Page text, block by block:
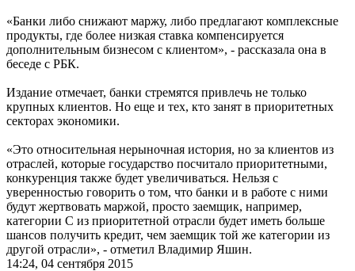
«Банки либо снижают маржу, либо предлагают комплексные
продукты, где более низкая ставка компенсируется
дополнительным бизнесом с клиентом», - рассказала она в
беседе с РБК.
Издание отмечает, банки стремятся привлечь не только
крупных клиентов. Но еще и тех, кто занят в приоритетных
секторах экономики. ​
«Это относительная нерыночная история, но за клиентов из
отраслей, которые государство посчитало приоритетными,
конкуренция также будет увеличиваться. Нельзя с
уверенностью говорить о том, что банки и в работе с ними
будут жертвовать маржой, просто заемщик, например,
категории С из приоритетной отрасли будет иметь больше
шансов получить кредит, чем заемщик той же категории из
другой отрасли», - отметил Владимир Яшин.
14:24, 04 сентября 2015